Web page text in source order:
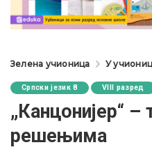
Зелена учионица У
Српски језик 8 VIII разред
„Канцонијер“ –
решењима